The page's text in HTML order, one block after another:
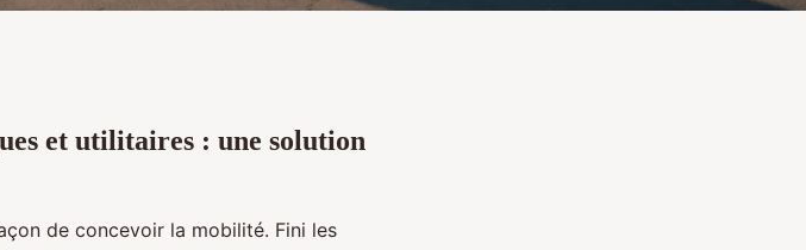
: vos
et utilitaires : une solution
de concevoir la mobilité. Fini les